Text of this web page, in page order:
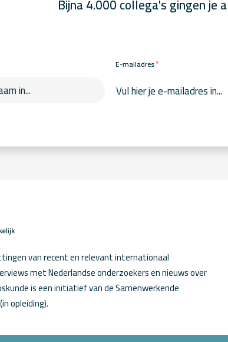
Bijna 4.000 collega's gingen je
E-mailadres*
van recent en relevant internationaal
met Nederlandse onderzoekers en nieuws over
is een initiatief van de Samenwerkende
opleiding).